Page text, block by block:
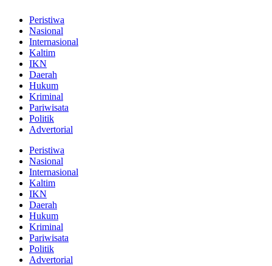
Peristiwa
Nasional
Internasional
Kaltim
IKN
Daerah
Hukum
Kriminal
Pariwisata
Politik
Advertorial
Peristiwa
Nasional
Internasional
Kaltim
IKN
Daerah
Hukum
Kriminal
Pariwisata
Politik
Advertorial